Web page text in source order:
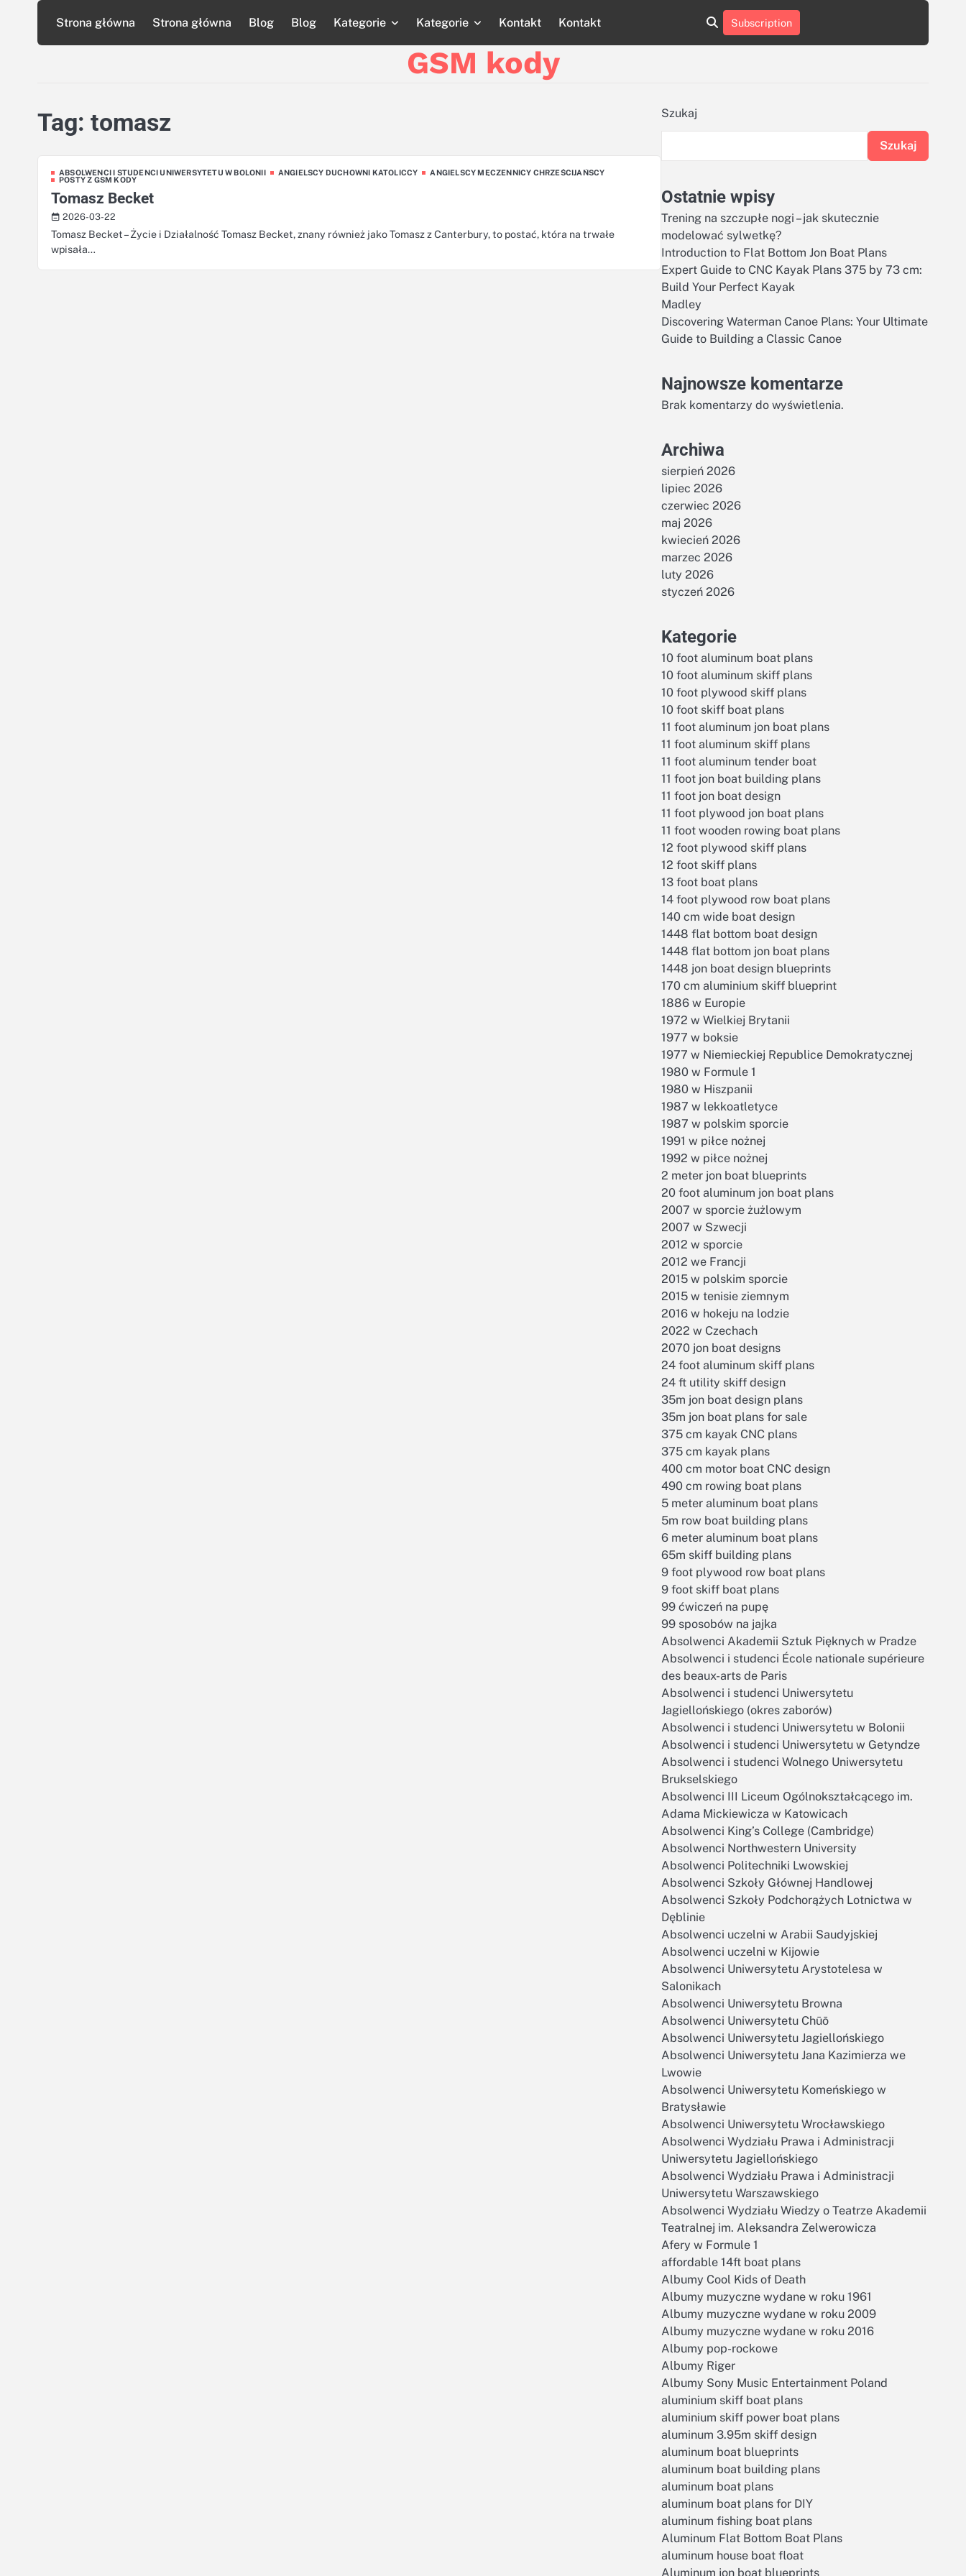
content
Strona główna Strona główna Blog Blog Kategorie Kategorie Kontakt Kontakt
główna
główna
aluminumboatplans.com
aluminumboatplans.com
Kontakt
Kontakt
Subscription
GSM kody
Tag: tomasz
ABSOLWENCI I STUDENCI UNIWERSYTETU W BOLONII ANGIELSCY DUCHOWNI KATOLICCY
ANGIELSCY MĘCZENNICY CHRZEŚCIJAŃSCY
POSTY Z GSM KODY
Tomasz Becket
2026-03-22
Tomasz Becket – Życie i Działalność Tomasz Becket, znany również jako Tomasz z Canterbury, to postać, która na trwałe
wpisała…
Szukaj
Szukaj
Ostatnie wpisy
Trening na szczupłe nogi – jak skutecznie
modelować sylwetkę?
Introduction to Flat Bottom Jon Boat Plans
Expert Guide to CNC Kayak Plans 375 by 73 cm:
Build Your Perfect Kayak
Madley
Discovering Waterman Canoe Plans: Your Ultimate
Guide to Building a Classic Canoe
Najnowsze komentarze
Brak komentarzy do wyświetlenia.
Archiwa
sierpień 2026
lipiec 2026
czerwiec 2026
maj 2026
kwiecień 2026
marzec 2026
luty 2026
styczeń 2026
Kategorie
10 foot aluminum boat plans
10 foot aluminum skiff plans
10 foot plywood skiff plans
10 foot skiff boat plans
11 foot aluminum jon boat plans
11 foot aluminum skiff plans
11 foot aluminum tender boat
11 foot jon boat building plans
11 foot jon boat design
11 foot plywood jon boat plans
11 foot wooden rowing boat plans
12 foot plywood skiff plans
12 foot skiff plans
13 foot boat plans
14 foot plywood row boat plans
140 cm wide boat design
1448 flat bottom boat design
1448 flat bottom jon boat plans
1448 jon boat design blueprints
170 cm aluminium skiff blueprint
1886 w Europie
1972 w Wielkiej Brytanii
1977 w boksie
1977 w Niemieckiej Republice Demokratycznej
1980 w Formule 1
1980 w Hiszpanii
1987 w lekkoatletyce
1987 w polskim sporcie
1991 w piłce nożnej
1992 w piłce nożnej
2 meter jon boat blueprints
20 foot aluminum jon boat plans
2007 w sporcie żużlowym
2007 w Szwecji
2012 w sporcie
2012 we Francji
2015 w polskim sporcie
2015 w tenisie ziemnym
2016 w hokeju na lodzie
2022 w Czechach
2070 jon boat designs
24 foot aluminum skiff plans
24 ft utility skiff design
35m jon boat design plans
35m jon boat plans for sale
375 cm kayak CNC plans
375 cm kayak plans
400 cm motor boat CNC design
490 cm rowing boat plans
5 meter aluminum boat plans
5m row boat building plans
6 meter aluminum boat plans
65m skiff building plans
9 foot plywood row boat plans
9 foot skiff boat plans
99 ćwiczeń na pupę
99 sposobów na jajka
Absolwenci Akademii Sztuk Pięknych w Pradze
Absolwenci i studenci École nationale supérieure
des beaux-arts de Paris
Absolwenci i studenci Uniwersytetu
Jagiellońskiego (okres zaborów)
Absolwenci i studenci Uniwersytetu w Bolonii
Absolwenci i studenci Uniwersytetu w Getyndze
Absolwenci i studenci Wolnego Uniwersytetu
Brukselskiego
Absolwenci III Liceum Ogólnokształcącego im.
Adama Mickiewicza w Katowicach
Absolwenci King’s College (Cambridge)
Absolwenci Northwestern University
Absolwenci Politechniki Lwowskiej
Absolwenci Szkoły Głównej Handlowej
Absolwenci Szkoły Podchorążych Lotnictwa w
Dęblinie
Absolwenci uczelni w Arabii Saudyjskiej
Absolwenci uczelni w Kijowie
Absolwenci Uniwersytetu Arystotelesa w
Salonikach
Absolwenci Uniwersytetu Browna
Absolwenci Uniwersytetu Chūō
Absolwenci Uniwersytetu Jagiellońskiego
Absolwenci Uniwersytetu Jana Kazimierza we
Lwowie
Absolwenci Uniwersytetu Komeńskiego w
Bratysławie
Absolwenci Uniwersytetu Wrocławskiego
Absolwenci Wydziału Prawa i Administracji
Uniwersytetu Jagiellońskiego
Absolwenci Wydziału Prawa i Administracji
Uniwersytetu Warszawskiego
Absolwenci Wydziału Wiedzy o Teatrze Akademii
Teatralnej im. Aleksandra Zelwerowicza
Afery w Formule 1
affordable 14ft boat plans
Albumy Cool Kids of Death
Albumy muzyczne wydane w roku 1961
Albumy muzyczne wydane w roku 2009
Albumy muzyczne wydane w roku 2016
Albumy pop-rockowe
Albumy Riger
Albumy Sony Music Entertainment Poland
aluminium skiff boat plans
aluminium skiff power boat plans
aluminum 3.95m skiff design
aluminum boat blueprints
aluminum boat building plans
aluminum boat plans
aluminum boat plans for DIY
aluminum fishing boat plans
Aluminum Flat Bottom Boat Plans
aluminum house boat float
Aluminum jon boat blueprints